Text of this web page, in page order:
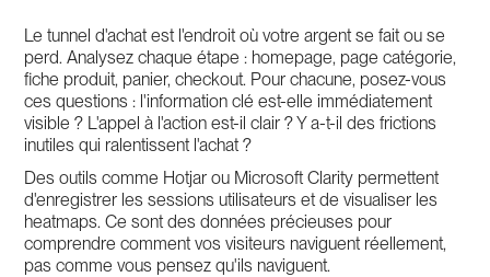
Le tunnel d'achat est l'endroit où votre argent se fait ou se
perd. Analysez chaque étape : homepage, page catégorie,
fiche produit, panier, checkout. Pour chacune, posez-vous
ces questions : l'information clé est-elle immédiatement
visible ? L'appel à l'action est-il clair ? Y a-t-il des frictions
inutiles qui ralentissent l'achat ?
Des outils comme Hotjar ou Microsoft Clarity permettent
d'enregistrer les sessions utilisateurs et de visualiser les
heatmaps. Ce sont des données précieuses pour
comprendre comment vos visiteurs naviguent réellement,
pas comme vous pensez qu'ils naviguent.